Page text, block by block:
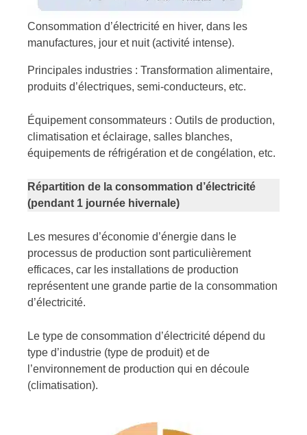
Consommation d’électricité en hiver, dans les
manufactures, jour et nuit (activité intense).
Principales industries : Transformation alimentaire,
produits d’électriques, semi-conducteurs, etc.
Équipement consommateurs : Outils de production,
climatisation et éclairage, salles blanches,
équipements de réfrigération et de congélation, etc.
Répartition de la consommation d’électricité
(pendant 1 journée hivernale)
Les mesures d’économie d’énergie dans le
processus de production sont particulièrement
efficaces, car les installations de production
représentent une grande partie de la consommation
d’électricité.
Le type de consommation d’électricité dépend du
type d’industrie (type de produit) et de
l’environnement de production qui en découle
(climatisation).